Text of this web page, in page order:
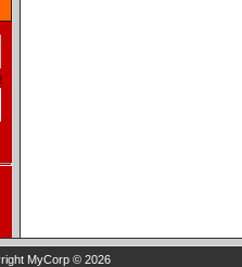
MyCorp © 2026